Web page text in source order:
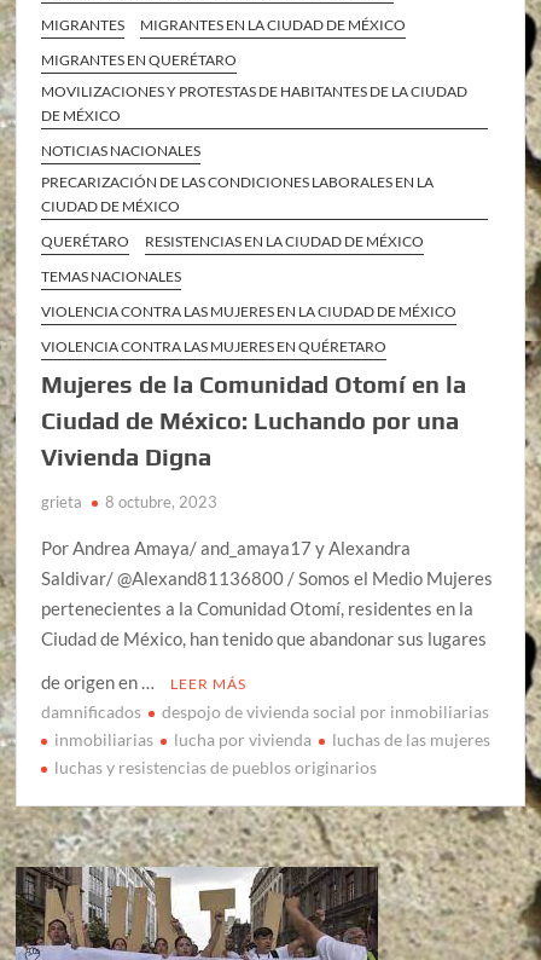
MIGRANTES
MIGRANTES EN LA CIUDAD DE MÉXICO
MIGRANTES EN QUERÉTARO
MOVILIZACIONES Y PROTESTAS DE HABITANTES DE LA CIUDAD
DE MÉXICO
NOTICIAS NACIONALES
PRECARIZACIÓN DE LAS CONDICIONES LABORALES EN LA
CIUDAD DE MÉXICO
QUERÉTARO
RESISTENCIAS EN LA CIUDAD DE MÉXICO
TEMAS NACIONALES
VIOLENCIA CONTRA LAS MUJERES EN LA CIUDAD DE MÉXICO
VIOLENCIA CONTRA LAS MUJERES EN QUÉRETARO
Mujeres de la Comunidad Otomí en la
Ciudad de México: Luchando por una
Vivienda Digna
grieta 8 octubre, 2023
Por Andrea Amaya/ and_amaya17 y Alexandra
Saldivar/ @Alexand81136800 / Somos el Medio Mujeres
pertenecientes a la Comunidad Otomí, residentes en la
Ciudad de México, han tenido que abandonar sus lugares
de origen en …
LEER MÁS
damnificados
despojo de vivienda social por inmobiliarias
inmobiliarias
lucha por vivienda
luchas de las mujeres
luchas y resistencias de pueblos originarios